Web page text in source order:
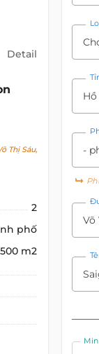
Detail
Thị Sáu,
2
phố
500 m2
-
Võ